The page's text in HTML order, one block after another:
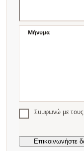
Μήνυμα
Συμφωνώ με τους